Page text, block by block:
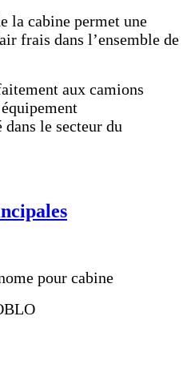
la cabine permet une
frais dans l’ensemble de
aux camions
le secteur du
pour cabine